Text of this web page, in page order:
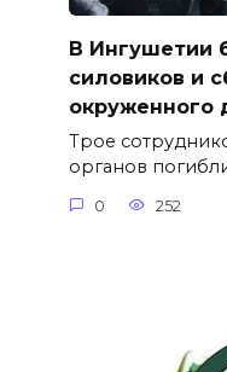
В Ингушетии
силовиков и
окруженного
Трое
органов
0 252